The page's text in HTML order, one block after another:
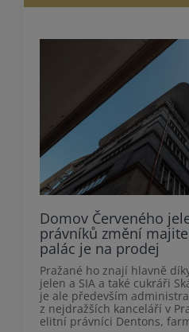
Domov Červeného
právníků změní
palác je na prodej
Pražané ho znají hlavně
jelen a SIA a také cukráři
je ale především
z nejdražších kanceláří v
elitní právníci Dentons,